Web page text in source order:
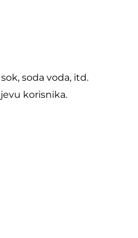
soda voda, itd.
korisnika.